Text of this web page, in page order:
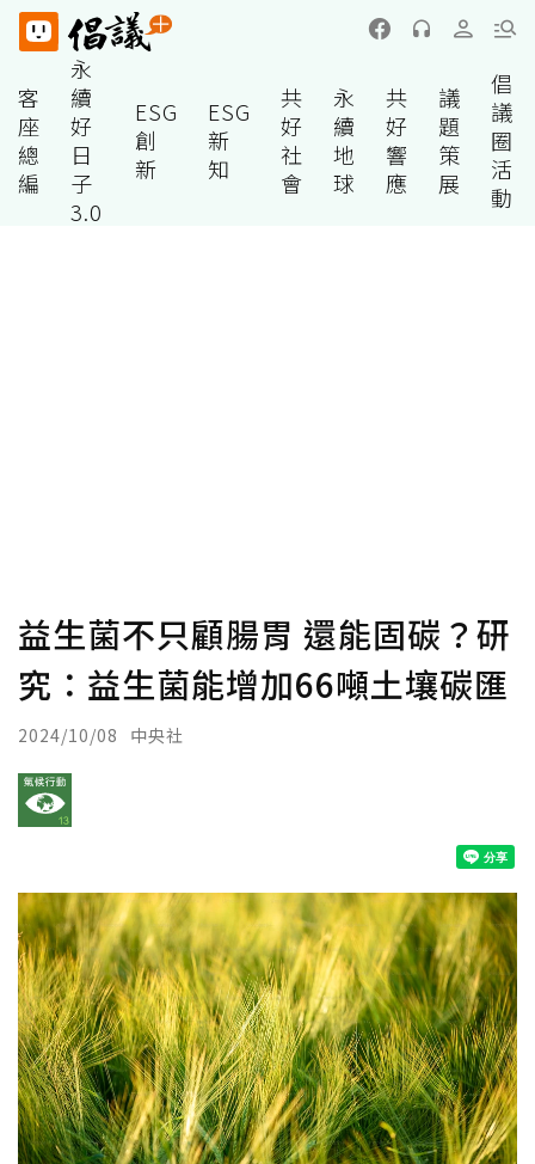
客
座
總
編
永
續
好
日
子
3.0
ESG
創
新
ESG
新
知
共
好
社
會
永
續
地
球
共
好
響
應
議
題
策
展
倡
議
圈
活
動
益生菌不只顧腸胃 還能固碳？研
究：益生菌能增加66噸土壤碳匯
2024/10/08 中央社